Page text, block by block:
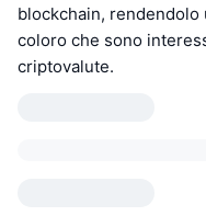
blockchain,
coloro che sono
criptovalute.